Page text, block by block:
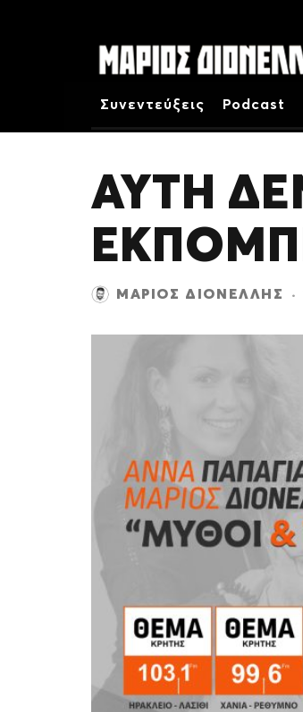
Συνεντεύξεις Podcast
ΑΥΤΗ
ΜΆΡΙΟΣ ΔΙΟΝΈΛΛΗΣ ·